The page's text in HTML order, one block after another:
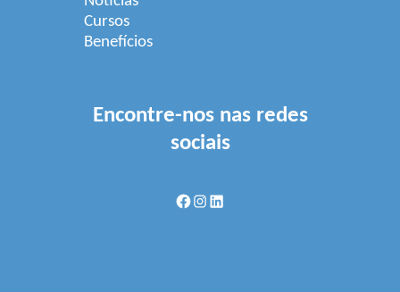
Cursos
Benefícios
Encontre-nos nas redes
sociais
Facebook
Instagram
LinkedIn